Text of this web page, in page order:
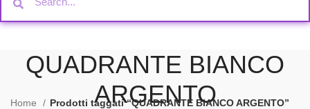
QUADRANTE BIANCO
ARGENTO
Home
Prodotti taggati “QUADRANTE BIANCO ARGENTO”